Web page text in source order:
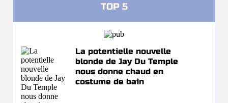
TOP 5
La potentielle nouvelle
blonde de Jay Du Temple
nous donne chaud en
costume de bain